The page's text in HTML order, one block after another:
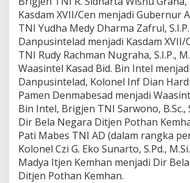
Kasdam XVII/Cen menjadi Gubernur
TNI Yudha Medy Dharma Zafrul,
Danpusintelad menjadi Kasdam XVII/
TNI Rudy Rachman Nugraha, S.I.P.,
Waasintel Kasad Bid. Bin Intel menjadi
Danpusintelad, Kolonel Inf Dian
Pamen Denmabesad menjadi
Bin Intel, Brigjen TNI Sarwono, B.Sc.,
Dir Bela Negara Ditjen Pothan
Pati Mabes TNI AD (dalam rangka
Kolonel Czi G. Eko Sunarto, S.Pd.,
Madya Itjen Kemhan menjadi Dir
Ditjen Pothan Kemhan.